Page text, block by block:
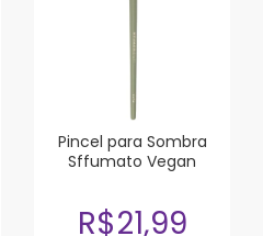
Pincel para Sombra
Sffumato Vegan
R$21,99